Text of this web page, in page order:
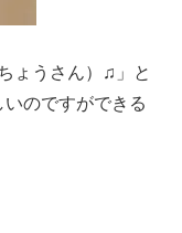
ょうさん）♫」と
のですができる